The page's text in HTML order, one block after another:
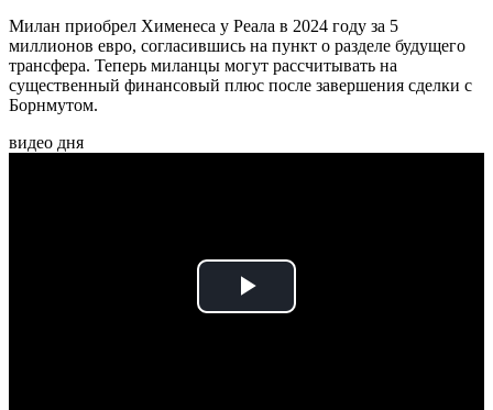
Милан приобрел Хименеса у Реала в 2024 году за 5
миллионов евро, согласившись на пункт о разделе будущего
трансфера. Теперь миланцы могут рассчитывать на
существенный финансовый плюс после завершения сделки с
Борнмутом.
видео дня
Play